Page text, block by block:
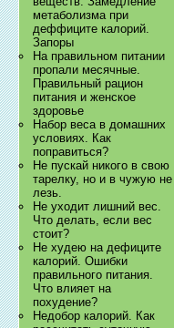
метаболизма при
деффиците калорий.
Запоры
На правильном питании
пропали месячные.
Правильный рацион
питания и женское
здоровье
Набор веса в домашних
условиях. Как
поправиться?
Не пускай никого в свою
тарелку, но и в чужую не
лезь.
Не уходит лишний вес.
Что делать, если вес
стоит?
Не худею на дефиците
калорий. Ошибки
правильного питания.
Что влияет на
похудение?
Недобор калорий. Как